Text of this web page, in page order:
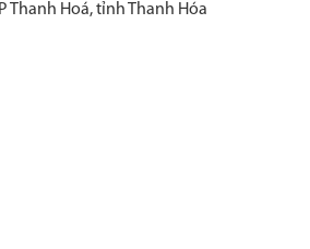
Thanh Hoá, tỉnh Thanh Hóa